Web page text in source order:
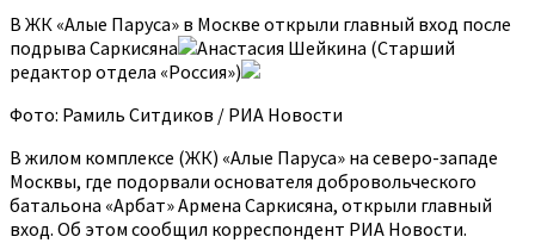
В ЖК «Алые Паруса» в Москве открыли главный вход после
подрыва Саркисяна
Анастасия Шейкина (Старший
редактор отдела «Россия»)
Фото: Рамиль Ситдиков / РИА Новости
В жилом комплексе (ЖК) «Алые Паруса» на северо-западе
Москвы, где подорвали основателя добровольческого
батальона «Арбат» Армена Саркисяна, открыли главный
вход. Об этом сообщил корреспондент РИА Новости.